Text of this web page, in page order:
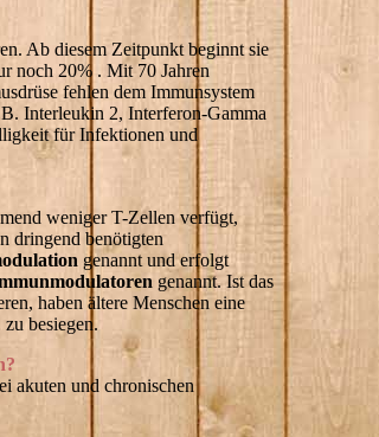
Ab diesem Zeitpunkt beginnt sie
noch 20% . Mit 70 Jahren
fehlen dem Immunsystem
Interleukin 2, Interferon-Gamma
für Infektionen und
weniger T-Zellen verfügt,
dringend benötigten
genannt und erfolgt
genannt. Ist das
haben ältere Menschen eine
besiegen.
akuten und chronischen